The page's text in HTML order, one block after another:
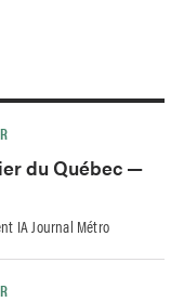
du Québec —
IA Journal Métro